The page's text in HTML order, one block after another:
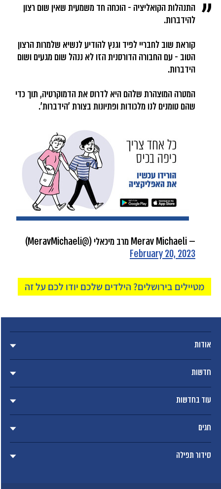
התנהלות הקואליציה - הוכחה חד משמעית שאין שום רצון
להידברות.
קוראת שוב לחבריי לפיד וגנץ להודיע לנשיא שלמרות הרצון
הטוב - עם החבורה הדורסנית הזו לא ננהל שום מגעים ושום
הידברות.
המטרה המוצהרת שלהם היא לדרוס את הדמוקרטיה, תוך כדי
שהם טומנים לנו מלכודות ופתיונות בצורת 'הידברות'.
— Merav Michaeli מרב מיכאלי (@MeravMichaeli)
February 20, 2023
מטיילים בירושלים? הילדים שלכם יודו לכם על זה
אודות
חדשות
עוד בחדשות
חגים
סידור תפילה